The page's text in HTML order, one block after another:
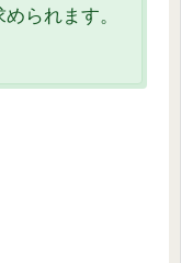
られます。